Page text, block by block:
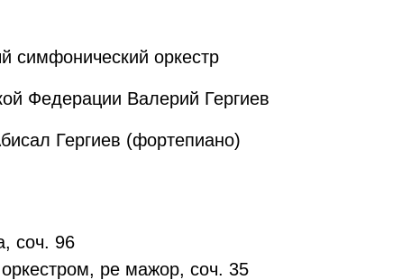
симфонический оркестр
Федерации Валерий Гергиев
Гергиев (фортепиано)
соч. 96
ре мажор, соч. 35